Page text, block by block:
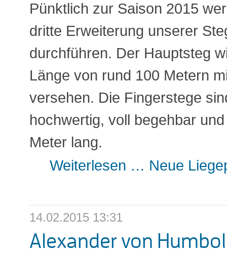
Pünktlich zur Saison 2015
dritte Erweiterung unserer
durchführen. Der Hauptsteg
Länge von rund 100 Metern
versehen. Die Fingerstege
hochwertig, voll begehbar
Meter lang.
Weiterlesen … Neue
14.02.2015 13:31
Alexander von